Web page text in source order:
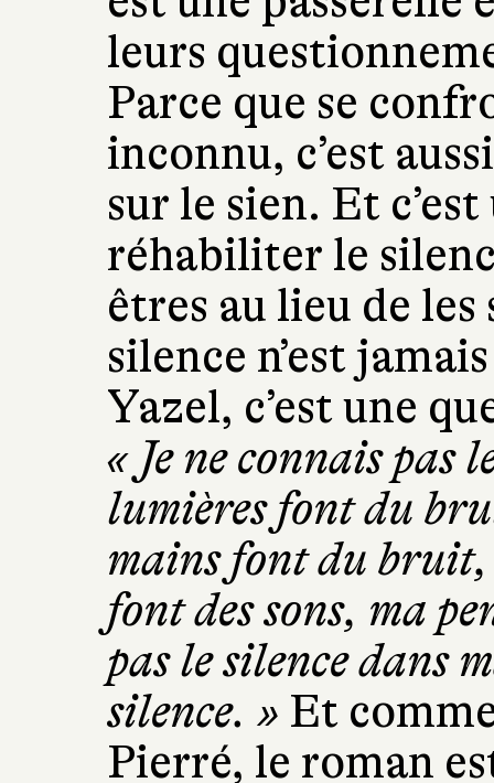
leurs
Parce que se
inconnu, c’est
sur le sien. Et
réhabiliter le
êtres au lieu de les
silence n’est
Yazel, c’est une
« Je ne connais pas
lumières font du
mains font du bruit,
font des sons, ma
pas le silence dans
silence. » Et
Pierré, le roman